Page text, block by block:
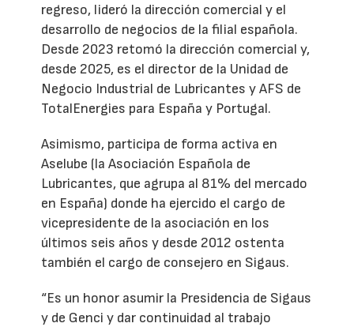
regreso, lideró la dirección comercial y el
desarrollo de negocios de la filial española.
Desde 2023 retomó la dirección comercial y,
desde 2025, es el director de la Unidad de
Negocio Industrial de Lubricantes y AFS de
TotalEnergies para España y Portugal.
Asimismo, participa de forma activa en
Aselube (la Asociación Española de
Lubricantes, que agrupa al 81% del mercado
en España) donde ha ejercido el cargo de
vicepresidente de la asociación en los
últimos seis años y desde 2012 ostenta
también el cargo de consejero en Sigaus.
“Es un honor asumir la Presidencia de Sigaus
y de Genci y dar continuidad al trabajo